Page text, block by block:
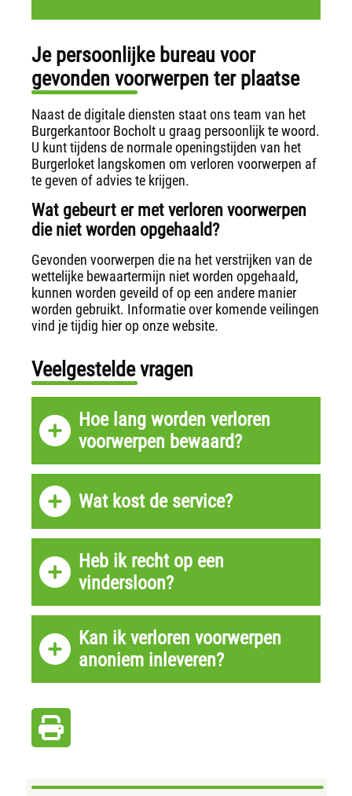
Je persoonlijke bureau voor
gevonden voorwerpen ter plaatse
Naast de digitale diensten staat ons team van het
Burgerkantoor Bocholt u graag persoonlijk te woord.
U kunt tijdens de normale openingstijden van het
Burgerloket langskomen om verloren voorwerpen af
te geven of advies te krijgen.
Wat gebeurt er met verloren voorwerpen
die niet worden opgehaald?
Gevonden voorwerpen die na het verstrijken van de
wettelijke bewaartermijn niet worden opgehaald,
kunnen worden geveild of op een andere manier
worden gebruikt. Informatie over komende veilingen
vind je tijdig hier op onze website.
Veelgestelde vragen
Hoe lang worden verloren
voorwerpen bewaard?
Wat kost de service?
Heb ik recht op een
vindersloon?
Kan ik verloren voorwerpen
anoniem inleveren?